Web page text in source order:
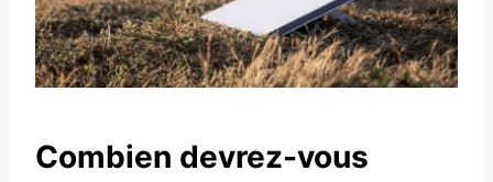
Combien devrez-vous